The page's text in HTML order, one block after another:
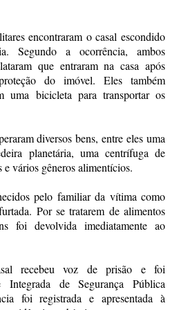
encontraram o casal escondido
Segundo a ocorrência, ambos
que entraram na casa após
do imóvel. Eles também
uma bicicleta para transportar os
diversos bens, entre eles uma
planetária, uma centrífuga de
e vários gêneros alimentícios.
pelo familiar da vítima como
Por se tratarem de alimentos
foi devolvida imediatamente ao
recebeu voz de prisão e foi
Integrada de Segurança Pública
foi registrada e apresentada à